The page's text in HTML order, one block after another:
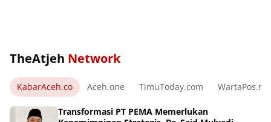
TheAtjeh Network
KabarAceh.co Aceh.one TimuToday.com WartaPos.net
Transformasi PT PEMA Memerlukan